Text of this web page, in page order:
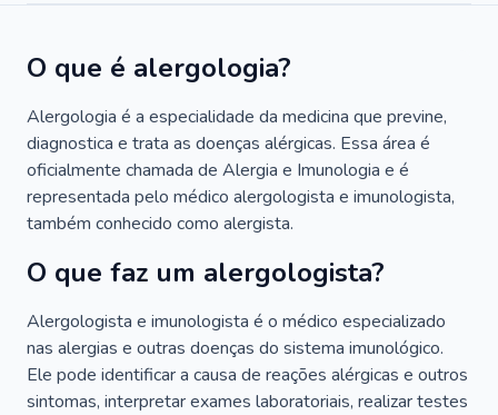
O que é alergologia?
Alergologia é a especialidade da medicina que previne,
diagnostica e trata as doenças alérgicas. Essa área é
oficialmente chamada de Alergia e Imunologia e é
representada pelo médico alergologista e imunologista,
também conhecido como alergista.
O que faz um alergologista?
Alergologista e imunologista é o médico especializado
nas alergias e outras doenças do sistema imunológico.
Ele pode identificar a causa de reações alérgicas e outros
sintomas, interpretar exames laboratoriais, realizar testes